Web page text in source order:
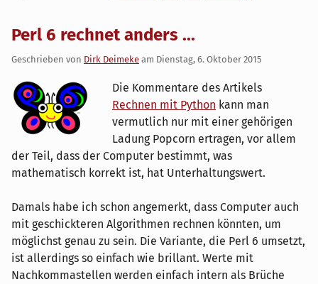
Perl 6 rechnet anders ...
Geschrieben von Dirk Deimeke am Dienstag, 6. Oktober 2015
Die Kommentare des Artikels
Rechnen mit Python kann man
vermutlich nur mit einer gehörigen
Ladung Popcorn ertragen, vor allem
der Teil, dass der Computer bestimmt, was
mathematisch korrekt ist, hat Unterhaltungswert.
Damals habe ich schon angemerkt, dass Computer auch
mit geschickteren Algorithmen rechnen könnten, um
möglichst genau zu sein. Die Variante, die Perl 6 umsetzt,
ist allerdings so einfach wie brillant. Werte mit
Nachkommastellen werden einfach intern als Brüche